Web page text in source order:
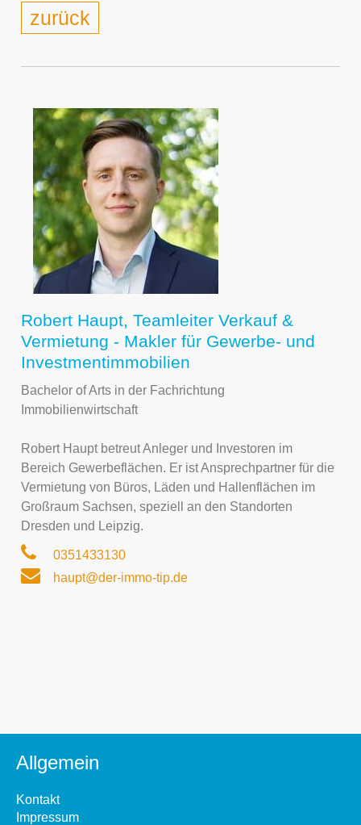
zurück
Robert Haupt, Teamleiter Verkauf &
Vermietung - Makler für Gewerbe- und
Investmentimmobilien
Bachelor of Arts in der Fachrichtung
Immobilienwirtschaft
Robert Haupt betreut Anleger und Investoren im
Bereich Gewerbeflächen. Er ist Ansprechpartner für die
Vermietung von Büros, Läden und Hallenflächen im
Großraum Sachsen, speziell an den Standorten
Dresden und Leipzig.
0351433130
haupt@der-immo-tip.de
Allgemein
Kontakt
Impressum